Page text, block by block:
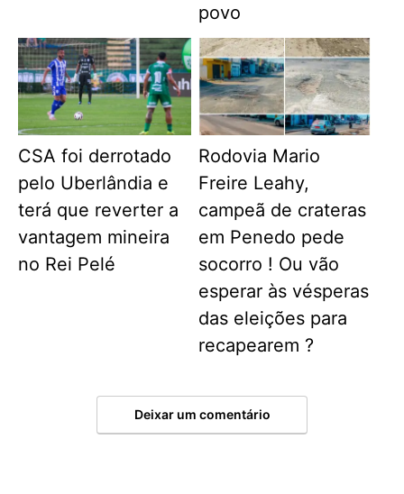
povo
CSA foi derrotado
pelo Uberlândia e
terá que reverter a
vantagem mineira
no Rei Pelé
Rodovia Mario
Freire Leahy,
campeã de crateras
em Penedo pede
socorro ! Ou vão
esperar às vésperas
das eleições para
recapearem ?
Deixar um comentário